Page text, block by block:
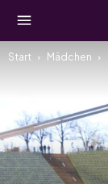
Start Mädchen